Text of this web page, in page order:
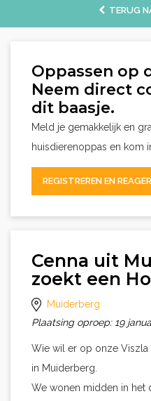
TERUG
Oppassen op
Neem direct
dit baasje.
Meld je gemakkelijk en
huisdierenoppas en kom
REGISTREREN EN
Cenna uit
zoekt een
Muiderberg
Plaatsing oproep: 19
Wie wil er op onze Viszla
in Muiderberg.
We wonen midden in het